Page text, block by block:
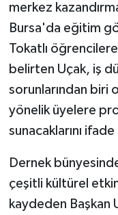
merkez
Bursa'da eğitim
Tokatlı
belirten Uçak, iş
sorunlarından biri
yönelik üyelere
sunacaklarını
Dernek
çeşitli kültürel
kaydeden Başkan